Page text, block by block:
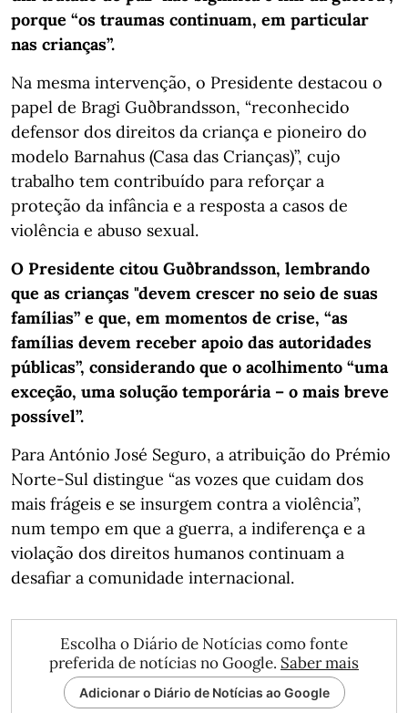
porque “os traumas continuam, em particular
nas crianças”.
Na mesma intervenção, o Presidente destacou o
papel de Bragi Guðbrandsson, “reconhecido
defensor dos direitos da criança e pioneiro do
modelo Barnahus (Casa das Crianças)”, cujo
trabalho tem contribuído para reforçar a
proteção da infância e a resposta a casos de
violência e abuso sexual.
O Presidente citou Guðbrandsson, lembrando
que as crianças "devem crescer no seio de suas
famílias” e que, em momentos de crise, “as
famílias devem receber apoio das autoridades
públicas”, considerando que o acolhimento “uma
exceção, uma solução temporária – o mais breve
possível”.
Para António José Seguro, a atribuição do Prémio
Norte-Sul distingue “as vozes que cuidam dos
mais frágeis e se insurgem contra a violência”,
num tempo em que a guerra, a indiferença e a
violação dos direitos humanos continuam a
desafiar a comunidade internacional.
Escolha o Diário de Notícias como fonte
preferida de notícias no Google. Saber mais
Adicionar o Diário de Notícias ao Google